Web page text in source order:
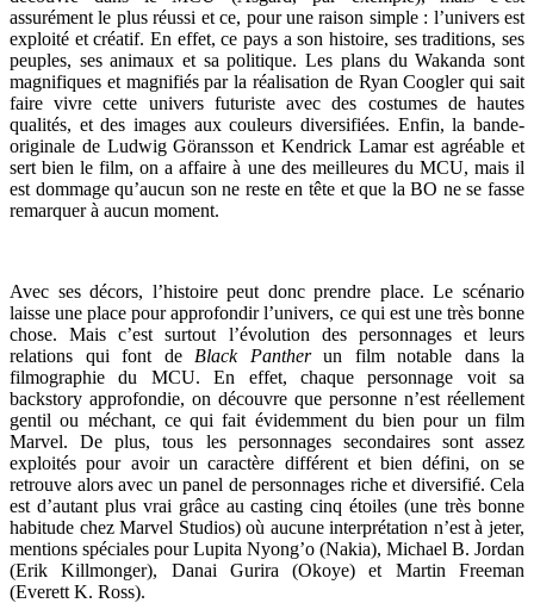
assurément le plus réussi et ce, pour une raison simple : l’univers est
exploité et créatif. En effet, ce pays a son histoire, ses traditions, ses
peuples, ses animaux et sa politique. Les plans du Wakanda sont
magnifiques et magnifiés par la réalisation de Ryan Coogler qui sait
faire vivre cette univers futuriste avec des costumes de hautes
qualités, et des images aux couleurs diversifiées. Enfin, la bande-
originale de Ludwig Göransson et Kendrick Lamar est agréable et
sert bien le film, on a affaire à une des meilleures du MCU, mais il
est dommage qu’aucun son ne reste en tête et que la BO ne se fasse
remarquer à aucun moment.
Avec ses décors, l’histoire peut donc prendre place. Le scénario
laisse une place pour approfondir l’univers, ce qui est une très bonne
chose. Mais c’est surtout l’évolution des personnages et leurs
relations qui font de Black Pantherun film notable dans la
filmographie du MCU. En effet, chaque personnage voit sa
backstory approfondie, on découvre que personne n’est réellement
gentil ou méchant, ce qui fait évidemment du bien pour un film
Marvel. De plus, tous les personnages secondaires sont assez
exploités pour avoir un caractère différent et bien défini, on se
retrouve alors avec un panel de personnages riche et diversifié. Cela
est d’autant plus vrai grâce au casting cinq étoiles (une très bonne
habitude chez Marvel Studios) où aucune interprétation n’est à jeter,
mentions spéciales pour Lupita Nyong’o (Nakia), Michael B. Jordan
(Erik Killmonger), Danai Gurira (Okoye) et Martin Freeman
(Everett K. Ross).